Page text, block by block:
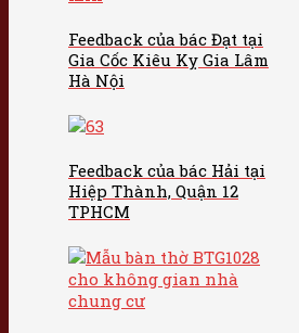
Feedback của bác Đạt tại
Gia Cốc Kiêu Kỵ Gia Lâm
Hà Nội
Feedback của bác Hải tại
Hiệp Thành, Quận 12
TPHCM